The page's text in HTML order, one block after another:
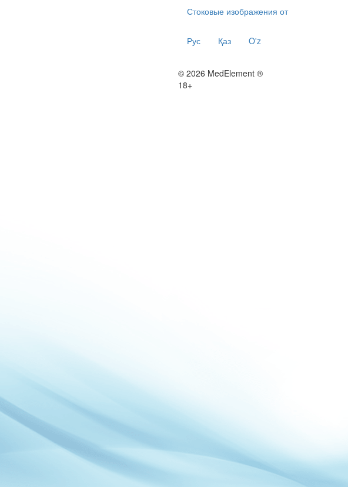
Стоковые изображения от
Рус Қаз O'z
© 2026 MedElement ®
18+